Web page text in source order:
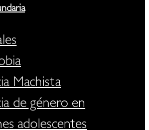
Machista
de género en
adolescentes